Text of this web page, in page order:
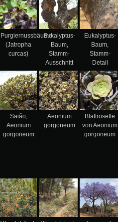
Purgiernussbäume
(Jatropha
curcas)
Eukalyptus-
Baum,
Stamm-
Ausschnitt
Eukalyptus-
Baum,
Stamm-
Detail
Saião,
Aeonium
gorgoneum
Aeonium
gorgoneum
Blattrosette
von Aeonium
gorgoneum